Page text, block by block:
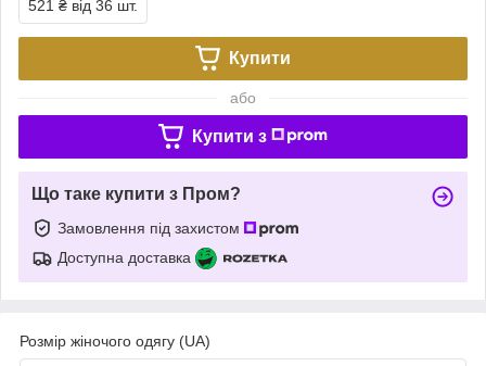
521 ₴ від 36 шт.
Купити
або
Купити з
Що таке купити з Пром?
Замовлення під захистом
Доступна доставка
Розмір жіночого одягу (UA)